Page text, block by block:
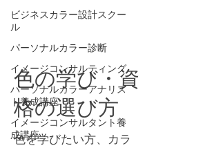
ビジネスカラー設計スクー
ル
パーソナルカラー診断
イメージコンサルティング
パーソナルカラーアナリス
ト養成講座
イメージコンサルタント養
成講座
色の学び・資
格の選び方
色を学びたい方、カラ